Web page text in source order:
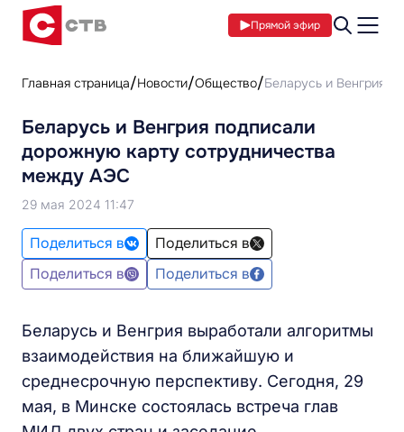
Прямой эфир
Главная страница Новости Общество Беларусь и Венгрия
Беларусь и Венгрия подписали
дорожную карту сотрудничества
между АЭС
29 мая 2024 11:47
Поделиться в
Поделиться в
Поделиться в
Поделиться в
Беларусь и Венгрия выработали алгоритмы
взаимодействия на ближайшую и
среднесрочную перспективу. Сегодня, 29
мая, в Минске состоялась встреча глав